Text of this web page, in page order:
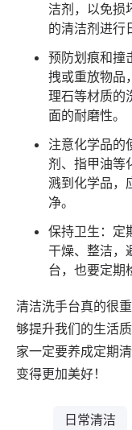
洁剂，以免损
的清洁剂进行
预防划痕和撞
拽或重放物品
理石等材质的
面的耐磨性。
注意化学品的
剂、指甲油等
溅到化学品，
净。
保持卫生：定
干燥、整洁，
台，也要定期
清洁洗手台真的很
够提升我们的生活
家一定要养成定期
变得更加美好！
日常清洁